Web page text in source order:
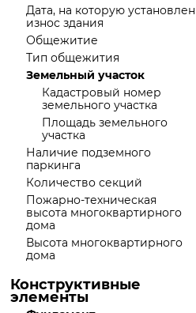
Дата, на которую установлен
износ здания
Общежитие
Тип общежития
Земельный участок
Кадастровый номер
земельного участка
Площадь земельного
участка
Наличие подземного
паркинга
Количество секций
Пожарно-техническая
высота многоквартирного
дома
Высота многоквартирного
дома
Конструктивные
элементы